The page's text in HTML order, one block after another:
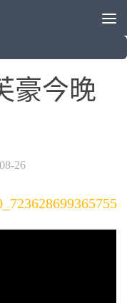
豪今晚
26